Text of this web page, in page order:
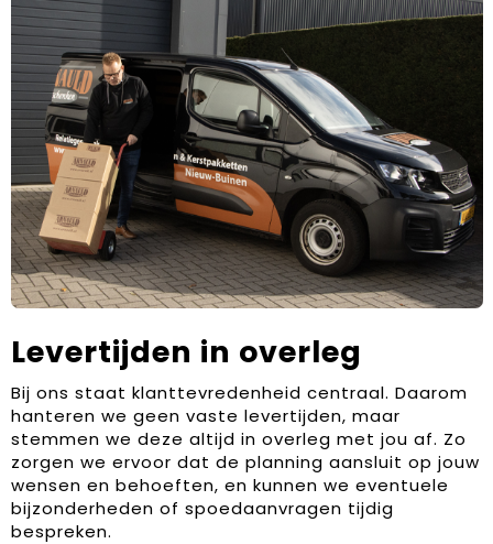
Levertijden in overleg
Bij ons staat klanttevredenheid centraal. Daarom
hanteren we geen vaste levertijden, maar
stemmen we deze altijd in overleg met jou af. Zo
zorgen we ervoor dat de planning aansluit op jouw
wensen en behoeften, en kunnen we eventuele
bijzonderheden of spoedaanvragen tijdig
bespreken.